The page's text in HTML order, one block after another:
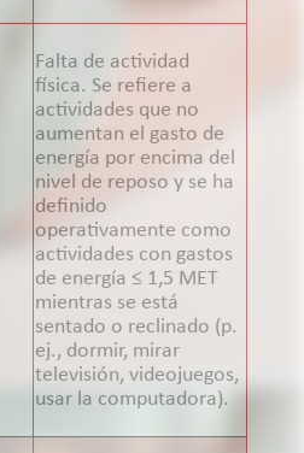
Falta de actividad
física. Se refiere a
actividades que no
aumentan el gasto de
energía por encima del
nivel de reposo y se ha
definido
operativamente como
actividades con gastos
de energía ≤ 1,5 MET
mientras se está
sentado o reclinado (p.
ej., dormir, mirar
televisión, videojuegos,
usar la computadora).